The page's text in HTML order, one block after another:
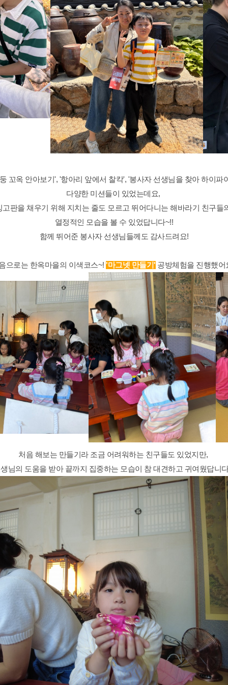
꼬옥 안아보기', '항아리 앞에서 찰칵', '봉사자 선생님을 찾아 하이파
다양한 미션들이 있었는데요,
고판을 채우기 위해 지치는 줄도 모르고 뛰어다니는 해바라기 친구들
열정적인 모습을 볼 수 있었답니다~!!
함께 뛰어준 봉사자 선생님들께도 감사드려요!
으로는 한옥마을의 이색코스~! '마그넷 만들기' 공방체험을 진행했어
처음 해보는 만들기라 조금 어려워하는 친구들도 있었지만,
님의 도움을 받아 끝까지 집중하는 모습이 참 대견하고 귀여웠답니